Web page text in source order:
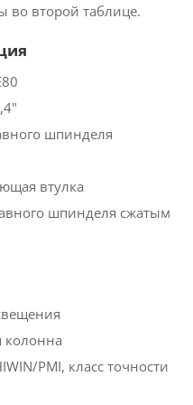
во второй таблице.
шпинделя
втулка
шпинделя сжатым
колонна
PMI, класс точности